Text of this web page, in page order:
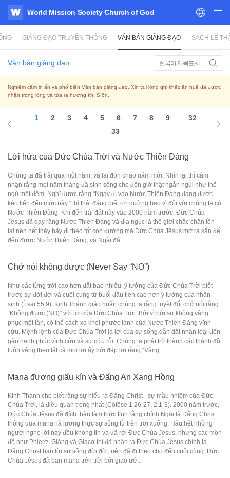
WATV
World Mission Society Church of God
GIẢNG ĐẠO TRUYỀN THÔNG VĂN BẢN GIẢNG ĐẠO SÁCH LẼ
Văn bản giảng đạo 한국어 제목표시
Nghiêm cấm in ấn và phổ biến Văn bản giảng đạo. Xin vui lòng ghi khắc ân huệ đã được
nhận trong lòng và tỏa ra hương khí SIôn.
1 2 3 4 5 6 7 8 9
32
33
Lời hứa của Đức Chúa Trời và Nước Thiên Đàng
Chúng ta đã trải qua một năm, và lại đón chào năm mới. Nhìn lại thì cảm
nhận rằng mọi năm tháng đã sinh sống cho đến giờ thật ngắn ngủi như thể
ngủ một đêm. Nghĩ được rằng “Ngày đi vào Nước Thiên Đàng đang được
kéo tiến đến mức này.” thì thật đáng biết ơn dường bao vì đối với chúng ta có
Nước Thiên Đàng. Khi đến trái đất này vào 2000 năm trước, Đức Chúa
Jêsus đã dạy rằng Nước Thiên Đàng và địa ngục là thế giới chắc chắn tồn
tại nên hết thảy hãy đi theo tốt con đường mà Đức Chúa Jêsus mở ra sẵn để
đến được Nước Thiên Đàng, và Ngài đã...
Chớ nói không được (Never Say “NO”)
Như các từng trời cao hơn đất bao nhiêu, ý tưởng của Đức Chúa Trời biết
trước sự đời đời và cuối cùng từ buổi đầu tiên cao hơn ý tưởng của nhân
sinh (Êsai 55:9). Kinh Thánh giáo huấn chúng ta rằng tuyệt đối chớ nói rằng
“Không được (NO)” với lời của Đức Chúa Trời. Bởi vì bởi sự không vâng
phục một lần, có thể cách xa khỏi phước lành của Nước Thiên Đàng vĩnh
cửu. Mệnh lệnh của Đức Chúa Trời là lời của sự sống dẫn dắt nhân loại đến
gần hạnh phúc vĩnh cửu và sự cứu rỗi. Chúng ta phải trở thành các thánh đồ
luôn vâng theo tất cả mọi lời ấy bởi đáp lời rằng “Vâng ...
Mana đương giấu kín và Đấng An Xang Hồng
Kinh Thánh cho biết rằng sự hiểu ra Đấng Christ - sự mầu nhiệm của Đức
Chúa Trời, là điều quan trọng nhất (Côlôse 1:26-27, 2:1-3). 2000 năm trước,
Đức Chúa Jêsus đã đích thân làm thức tỉnh rằng chính Ngài là Đấng Christ
thông qua mana, là lương thực sự sống từ trên trời xuống. Hầu hết những
người nghe lời này đều không tin và đã rời Đức Chúa Jêsus, nhưng các môn
đồ như Phierơ, Giăng và Giacơ thì đã nhận ra Đức Chúa Jêsus chính là
Đấng Christ ban lời sự sống đời đời, nên đã đi theo cho đến cuối cùng. Đức
Chúa Jêsus đã ban mana trên trời bởi giao ướ...